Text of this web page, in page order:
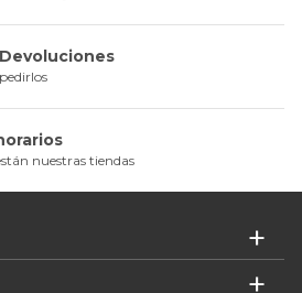
nuestras tiendas